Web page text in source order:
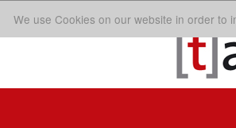
We use Cookies on our website in order to